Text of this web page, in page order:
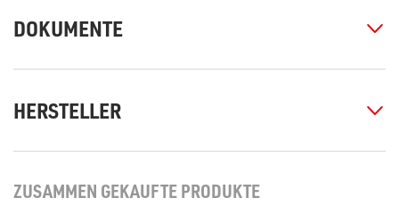
DOKUMENTE
HERSTELLER
ZUSAMMEN GEKAUFTE PRODUKTE